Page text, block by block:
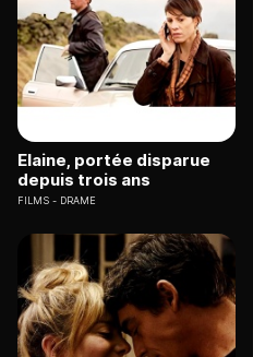
Elaine, portée disparue
depuis trois ans
FILMS DRAME